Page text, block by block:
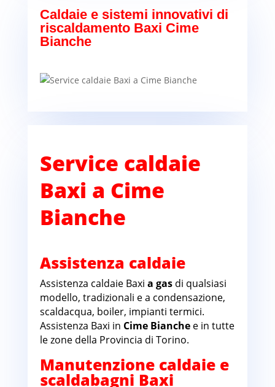
Caldaie e sistemi innovativi di
riscaldamento Baxi Cime
Bianche
Service caldaie
Baxi a Cime
Bianche
Assistenza caldaie
Assistenza caldaie Baxi a gasdi qualsiasi
modello, tradizionali e a condensazione,
scaldacqua, boiler, impianti termici.
Assistenza Baxi in Cime Bianchee in tutte
le zone della Provincia di Torino.
Manutenzione caldaie e
scaldabagni Baxi